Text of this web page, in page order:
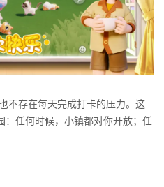
不存在每天完成打卡的压力。这
：任何时候，小镇都对你开放；任